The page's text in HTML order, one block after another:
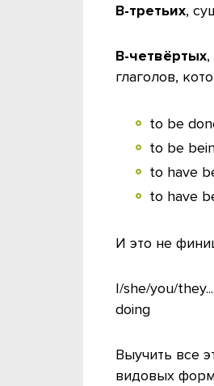
В-третьих,
В-четвёртых
глаголов,
to be
to be
to have
to have
И это не
I/she/you/
doing
Выучить все
видовых